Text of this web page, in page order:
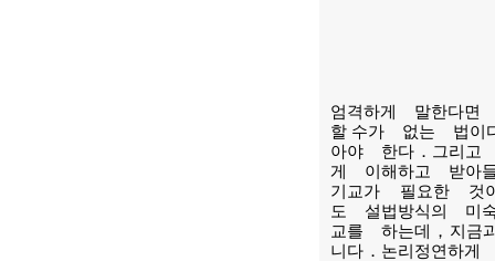
엄격하게 말한다
할 수가 없는 법이
아야 한다．그리
게 이해하고 받
기교가 필요한 것
도 설법방식의 미
교를 하는데，지
니다．논리정연하